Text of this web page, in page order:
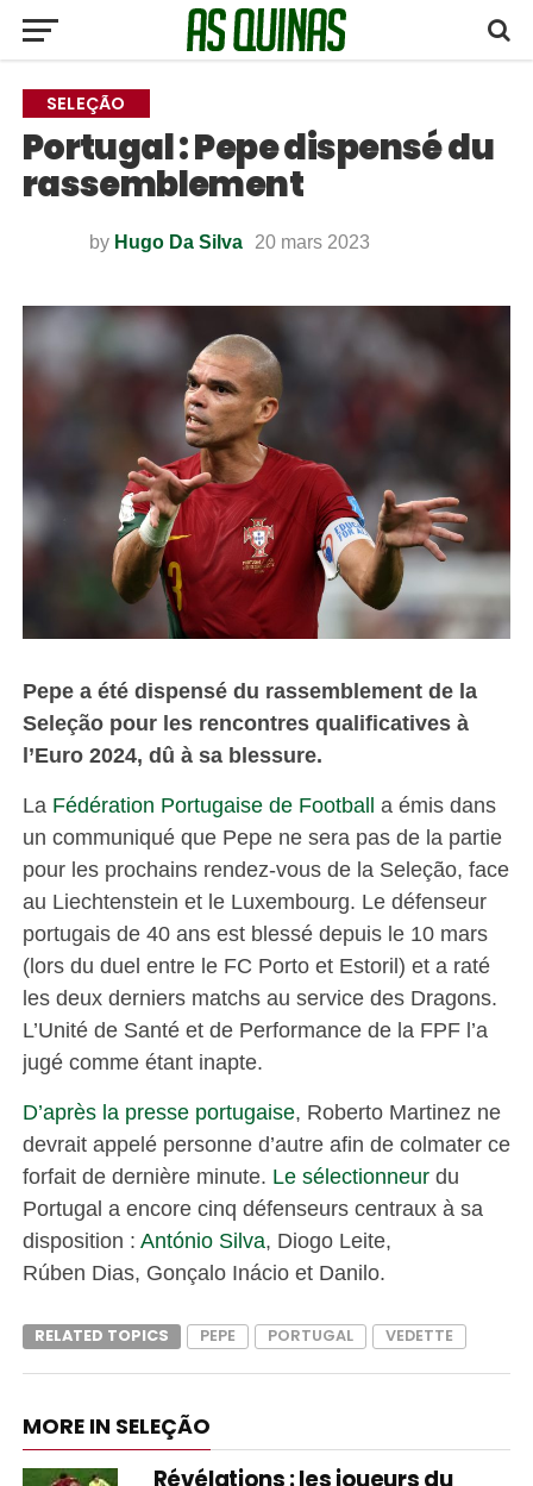
SELEÇÃO
Portugal : Pepe dispensé du
rassemblement
by Hugo Da Silva 20 mars 2023
Pepe a été dispensé du rassemblement de la
Seleção pour les rencontres qualificatives à
l’Euro 2024, dû à sa blessure.
La Fédération Portugaise de Football a émis dans
un communiqué que Pepe ne sera pas de la partie
pour les prochains rendez-vous de la Seleção, face
au Liechtenstein et le Luxembourg. Le défenseur
portugais de 40 ans est blessé depuis le 10 mars
(lors du duel entre le FC Porto et Estoril) et a raté
les deux derniers matchs au service des Dragons.
L’Unité de Santé et de Performance de la FPF l’a
jugé comme étant inapte.
D’après la presse portugaise, Roberto Martinez ne
devrait appelé personne d’autre afin de colmater ce
forfait de dernière minute. Le sélectionneur du
Portugal a encore cinq défenseurs centraux à sa
disposition : António Silva, Diogo Leite,
Rúben Dias, Gonçalo Inácio et Danilo.
RELATED TOPICS PEPE PORTUGAL VEDETTE
MORE IN SELEÇÃO
Révélations : les joueurs du